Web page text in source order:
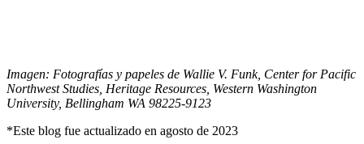
Imagen: Fotografías y papeles de Wallie V. Funk, Center for Pacific
Northwest Studies, Heritage Resources, Western Washington
University, Bellingham WA 98225-9123
*Este blog fue actualizado en agosto de 2023